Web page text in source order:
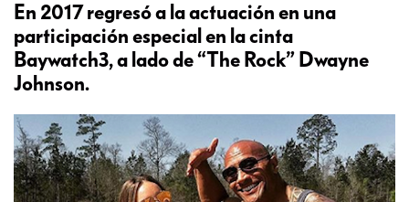
En 2017 regresó a la actuación en una
participación especial en la cinta
Baywatch3, a lado de “The Rock” Dwayne
Johnson.